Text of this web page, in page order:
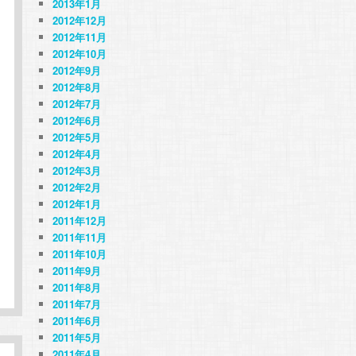
2013年1月
2012年12月
2012年11月
2012年10月
2012年9月
2012年8月
2012年7月
2012年6月
2012年5月
2012年4月
2012年3月
2012年2月
2012年1月
2011年12月
2011年11月
2011年10月
2011年9月
2011年8月
2011年7月
2011年6月
2011年5月